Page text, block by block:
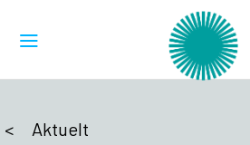
Aktuelt